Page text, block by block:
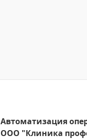
Автоматизация
ООО "Клиника